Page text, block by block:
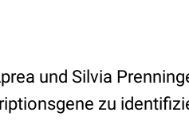
und Silvia
zu